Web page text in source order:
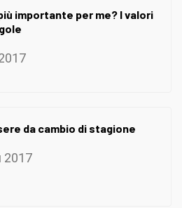
importante per me? I valori
da cambio di stagione
2017